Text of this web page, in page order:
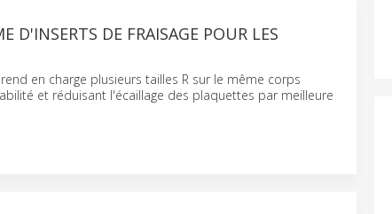
D'INSERTS DE FRAISAGE POUR LES
en charge plusieurs tailles R sur le même corps
et réduisant l'écaillage des plaquettes par meilleure